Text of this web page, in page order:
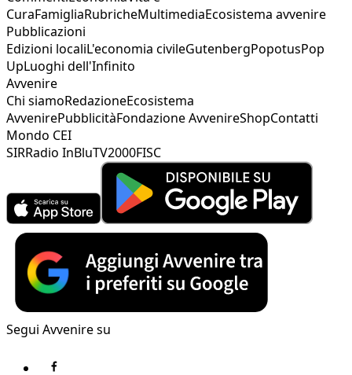
CuraFamigliaRubricheMultimediaEcosistema avvenire
Pubblicazioni
Edizioni localiL'economia civileGutenbergPopotusPop
UpLuoghi dell'Infinito
Avvenire
Chi siamoRedazioneEcosistema
AvvenirePubblicitàFondazione AvvenireShopContatti
Mondo CEI
SIRRadio InBluTV2000FISC
Segui Avvenire su